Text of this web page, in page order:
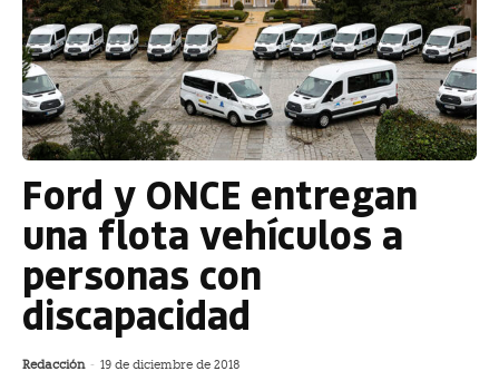
Ford y ONCE entregan
una flota vehículos a
personas con
discapacidad
Redacción - 19 de diciembre de 2018